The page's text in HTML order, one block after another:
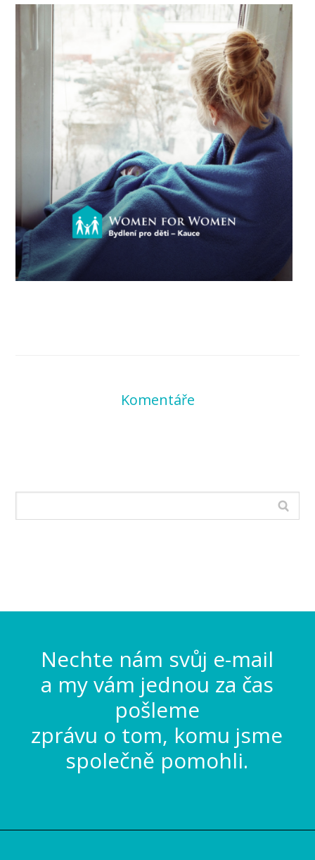
Komentáře
Nechte nám svůj e-mail
a my vám jednou za čas
pošleme
zprávu o tom, komu jsme
společně pomohli.